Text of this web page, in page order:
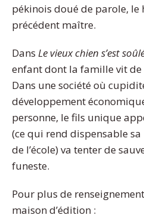
pékinois doué de parole, le
précédent maître.
Dans Le vieux chien s’est
enfant dont la famille vit de
Dans une société où
développement
personne, le fils unique
(ce qui rend dispensable sa
de l’école) va tenter de
funeste.
Pour plus de
maison d’édition :